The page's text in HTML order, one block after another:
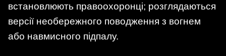
встановлюють правоохоронці; розглядаються
версії необережного поводження з вогнем
або навмисного підпалу.